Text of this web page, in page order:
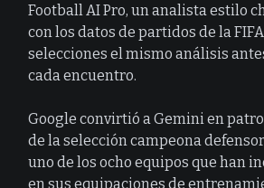
Football AI Pro, un analista estilo
con los datos de partidos de la
selecciones el mismo análisis
cada encuentro.
Google convirtió a Gemini en
de la selección campeona
uno de los ocho equipos que han
en sus equipaciones de